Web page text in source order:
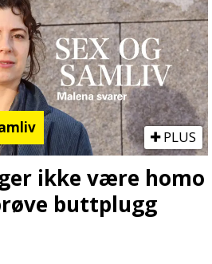
PLUS
ikke være homo
buttplugg